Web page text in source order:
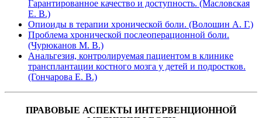
Гарантированное качество и доступность. (Масловская
Е. В.)
Опиоиды в терапии хронической боли. (Волошин А. Г.)
Проблема хронической послеоперационной боли.
(Чурюканов М. В.)
Анальгезия, контролируемая пациентом в клинике
трансплантации костного мозга у детей и подростков.
(Гончарова Е. В.)
ПРАВОВЫЕ АСПЕКТЫ ИНТЕРВЕНЦИОННОЙ